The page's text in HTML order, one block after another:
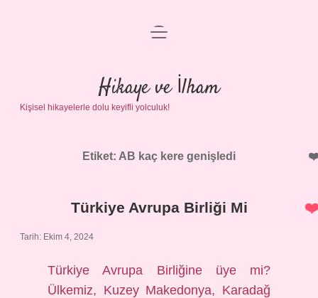
Anasayfa
Gizlilik Politikası
Yasal Uyarı
menüyü
Hikaye ve İlham
Kişisel hikayelerle dolu keyifli yolculuk!
Etiket: AB kaç kere genişledi
Türkiye Avrupa Birliği Mi
Tarih: Ekim 4, 2024
Türkiye Avrupa Birliğine üye mi?
Ülkemiz, Kuzey Makedonya, Karadağ